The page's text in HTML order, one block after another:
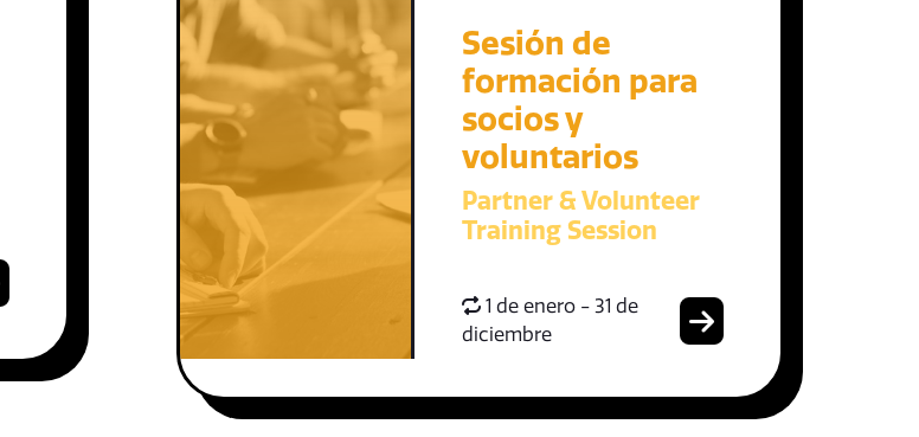
Sesión de
formación para
socios y
voluntarios
Partner & Volunteer
Training Session
1 de enero - 31 de
diciembre